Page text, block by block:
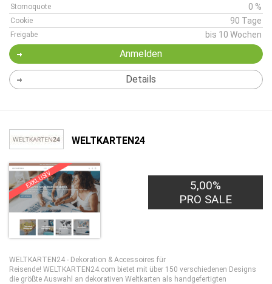
Stornoquote 0 %
Cookie 90 Tage
Freigabe bis 10 Wochen
Anmelden
Details
WELTKARTEN24
EXKLUSIV
5,00%
PRO SALE
WELTKARTEN24 - Dekoration & Accessoires für
Reisende! WELTKARTEN24.com bietet mit über 150 verschiedenen Designs
die größte Auswahl an dekorativen Weltkarten als handgefertigten